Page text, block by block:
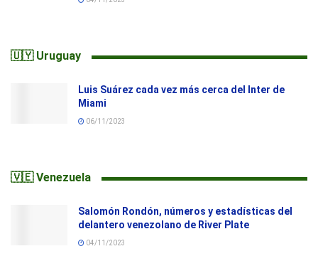
🇺🇾 Uruguay
Luis Suárez cada vez más cerca del Inter de
Miami
06/11/2023
🇻🇪 Venezuela
Salomón Rondón, números y estadísticas del
delantero venezolano de River Plate
04/11/2023